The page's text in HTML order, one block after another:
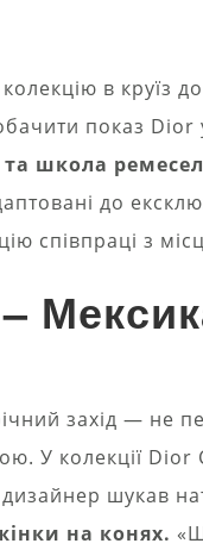
в круїз
показ
школа
до
співпраці з
захід — не
У колекції Dior
шукав
на конях.